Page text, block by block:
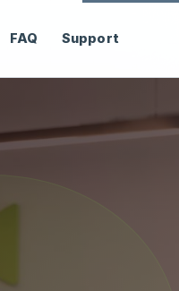
FAQ Support